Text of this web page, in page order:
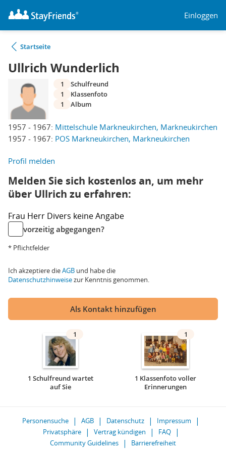
Einloggen
Startseite
Ullrich Wunderlich
1957 - 1967: Mittelschule Markneukirchen, Markneukirchen
1957 - 1967: POS Markneukirchen, Markneukirchen
1
Schulfreund
1
Klassenfoto
1
Album
Profil melden
Melden Sie sich kostenlos an, um mehr
über Ullrich zu erfahren:
Frau Herr Divers keine Angabe
vorzeitig abgegangen?
* Pflichtfelder
Ich akzeptiere dieAGB und habe die
Datenschutzhinweisezur Kenntnis genommen.
Als Kontakt hinzufügen
1
1 Schulfreund wartet
auf Sie
1
1 Klassenfoto voller
Erinnerungen
Personensuche AGB Datenschutz
Impressum
Privatsphäre
Vertrag kündigen
FAQ
Community Guidelines
Barrierefreiheit